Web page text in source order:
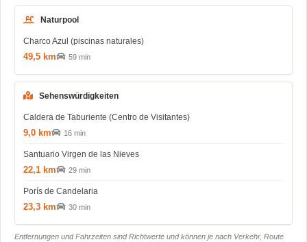
Naturpool
Charco Azul (piscinas naturales)
49,5 km 59 min
Sehenswürdigkeiten
Caldera de Taburiente (Centro de Visitantes)
9,0 km 16 min
Santuario Virgen de las Nieves
22,1 km 29 min
Porís de Candelaria
23,3 km 30 min
Entfernungen und Fahrzeiten sind Richtwerte und können je nach Verkehr, Route